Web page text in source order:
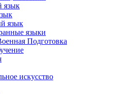
язык
язык
языки
Подготовка
искусство